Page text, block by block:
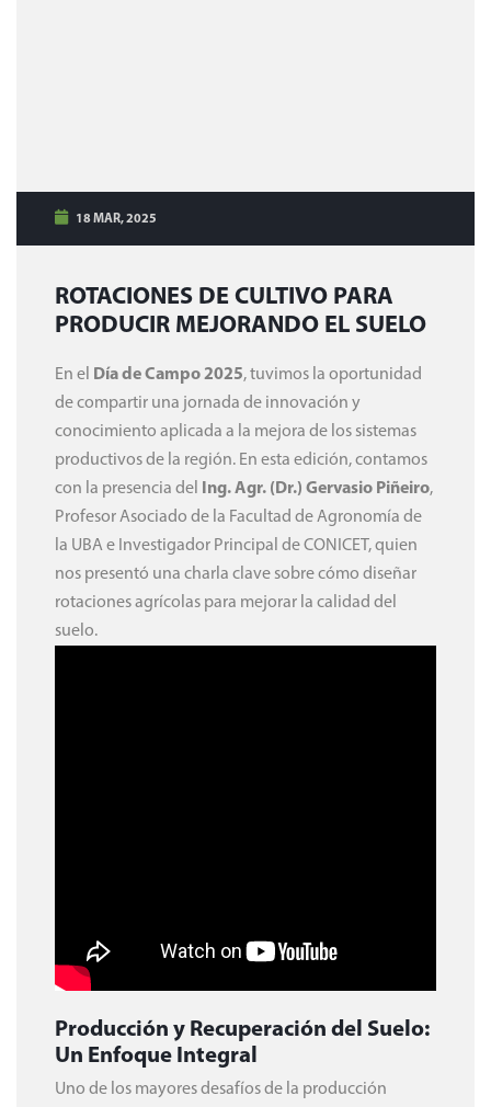
18 MAR, 2025
ROTACIONES DE CULTIVO PARA
PRODUCIR MEJORANDO EL SUELO
En el Día de Campo 2025, tuvimos la oportunidad
de compartir una jornada de innovación y
conocimiento aplicada a la mejora de los sistemas
productivos de la región. En esta edición, contamos
con la presencia del
Ing. Agr. (Dr.) Gervasio Piñeiro,
Profesor Asociado de la Facultad de Agronomía de
la UBA e Investigador Principal de CONICET, quien
nos presentó una charla clave sobre cómo diseñar
rotaciones agrícolas para mejorar la calidad del
suelo.
Producción y Recuperación del Suelo:
Un Enfoque Integral
Uno de los mayores desafíos de la producción